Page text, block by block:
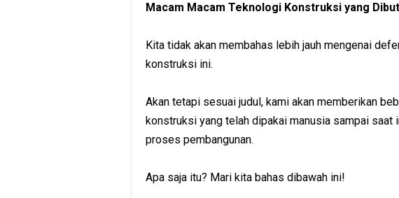
Macam Macam Teknologi Konstruksi yang
Kita tidak akan membahas lebih jauh mengenai
konstruksi ini.
Akan tetapi sesuai judul, kami akan memberikan
konstruksi yang telah dipakai manusia sampai saat
proses pembangunan.
Apa saja itu? Mari kita bahas dibawah ini!